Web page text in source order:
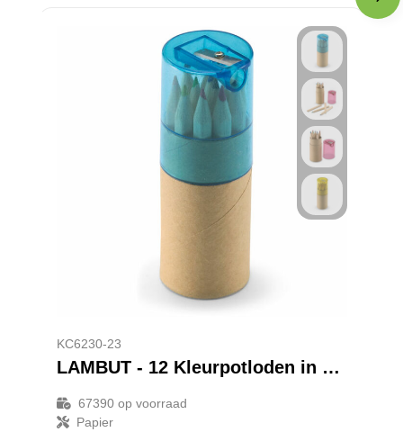
KC6230-23
LAMBUT - 12 Kleurpotloden in koker
67390op voorraad
Papier